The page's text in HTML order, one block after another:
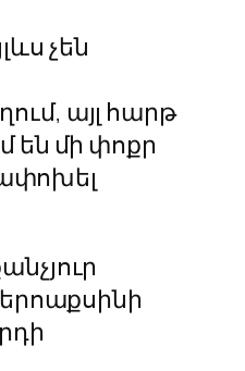
չեն
այլ հարթ
են մի փոքր